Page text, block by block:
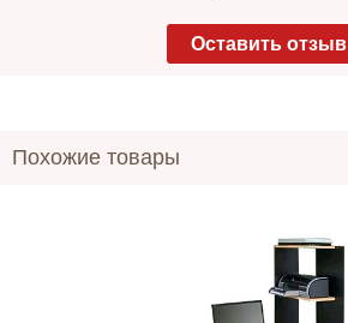
Оставить отзыв
Похожие товары